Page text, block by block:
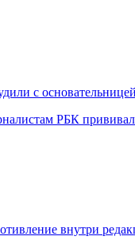
с основательницей
РБК
внутри